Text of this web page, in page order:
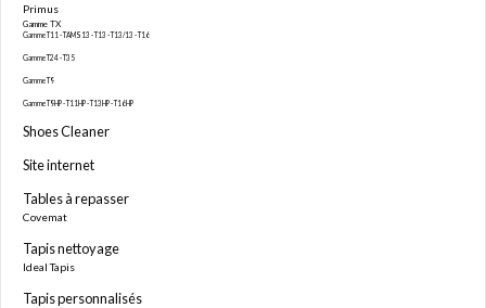
Primus
Gamme TX
Gamme T11 - TAMS13 - T13 - T13/13 - T16
Gamme T24 - T35
Gamme T9
Gamme T9HP - T11HP - T13HP - T16HP
Shoes Cleaner
Site internet
Tables à repasser
Covemat
Tapis nettoyage
Ideal Tapis
Tapis personnalisés